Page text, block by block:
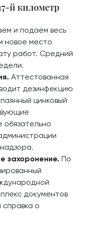
й километр
и подаём весь
новое место
работ. Средний
Аттестованная
дезинфекцию
цинковый
обязательно
захоронение. По
документов
справка о